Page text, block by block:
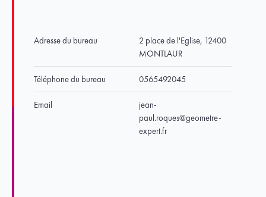
Adresse du bureau
2 place de l'Eglise, 12400
MONTLAUR
Téléphone du bureau 0565492045
Email
jean-
paul.roques@geometre-
expert.fr